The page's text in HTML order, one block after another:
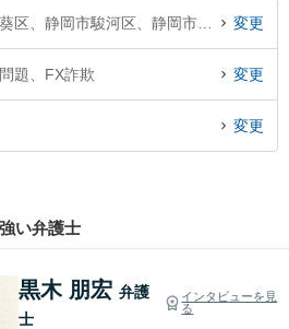
変更
題、FX詐欺 変更
変更
い弁護士
黒木 朋宏 弁護
士
インタビューを見
る